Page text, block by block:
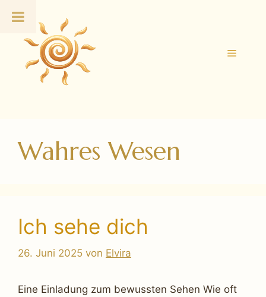
Inhalt
springen
Menü
Wahres Wesen
Ich sehe dich
26. Juni 2025 von Elvira
Eine Einladung zum bewussten Sehen Wie oft